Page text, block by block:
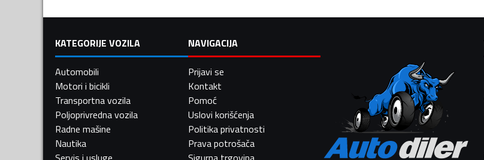
KATEGORIJE VOZILA
Automobili
Motori i bicikli
Transportna vozila
Poljoprivredna vozila
Radne mašine
Nautika
NAVIGACIJA
Prijavi se
Kontakt
Pomoć
Uslovi korišćenja
Politika privatnosti
Prava potrošača